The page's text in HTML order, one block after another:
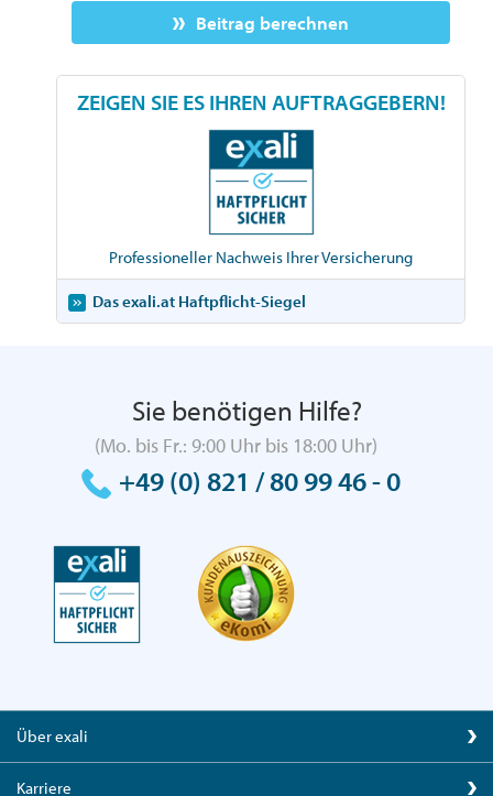
Beitrag berechnen
ZEIGEN SIE ES IHREN AUFTRAGGEBERN!
Professioneller Nachweis Ihrer Versicherung
Das exali.at Haftpflicht-Siegel
Sie benötigen Hilfe?
(Mo. bis Fr.: 9:00 Uhr bis 18:00 Uhr)
+49 (0) 821 / 80 99 46 - 0
Über exali
Karriere